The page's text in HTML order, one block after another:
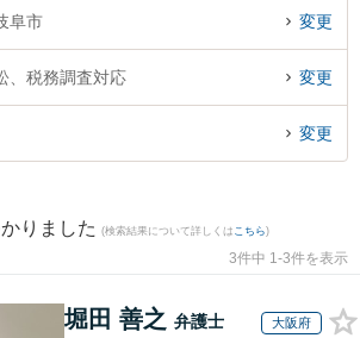
見田村 勇磨弁護士のプロフィール情報や弁護士費
士を検索したい』『初回相談無料で税務調査対応を
弁護士に相談予約したい』などでお困りの相談者さ
阜市 変更
、税務調査対応 変更
変更
りました (検索結果について詳しくは こちら)
3件中 1-3件を表示
堀田 善之 弁護士 大阪府